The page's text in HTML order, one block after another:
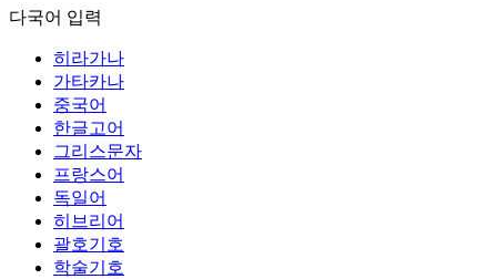
다국어 입력
히라가나
가타카나
중국어
한글고어
그리스문자
프랑스어
독일어
히브리어
괄호기호
학술기호